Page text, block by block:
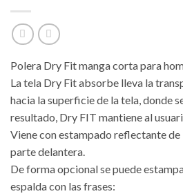
Polera Dry Fit manga corta para
La tela Dry Fit absorbe lleva la
hacia la superficie de la tela, donde
resultado, Dry FIT mantiene al
Viene con estampado reflectante de
parte delantera.
De forma opcional se puede
espalda con las frases: